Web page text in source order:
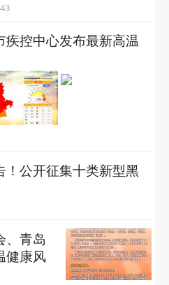
控中心发布最新高温
公开征集十类新型黑
、青岛
健康风